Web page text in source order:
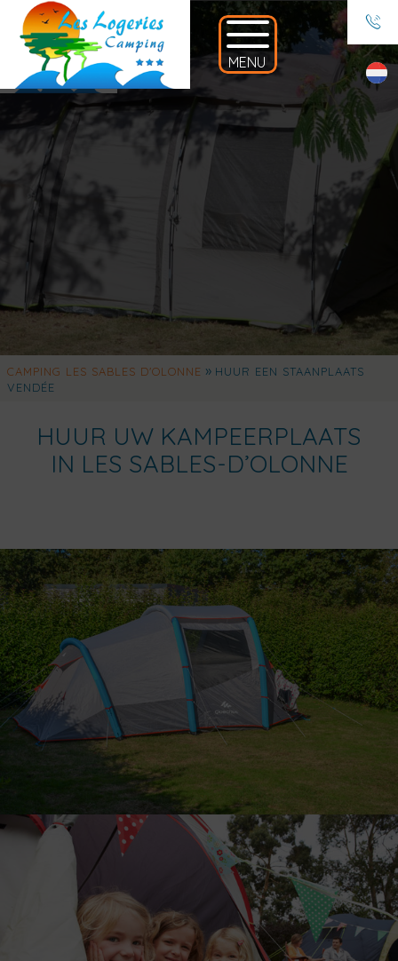
CAMPING LES SABLES D'OLONNE » HUUR EEN STAANPLAATS
VENDÉE
HUUR UW KAMPEERPLAATS
IN LES SABLES-D’OLONNE